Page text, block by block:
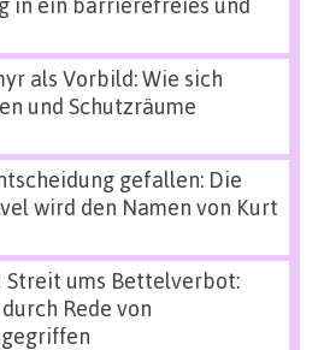
als Vorbild: Wie sich
und Schutzräume
gefallen: Die
wird den Namen von Kurt
Streit ums Bettelverbot:
Rede von